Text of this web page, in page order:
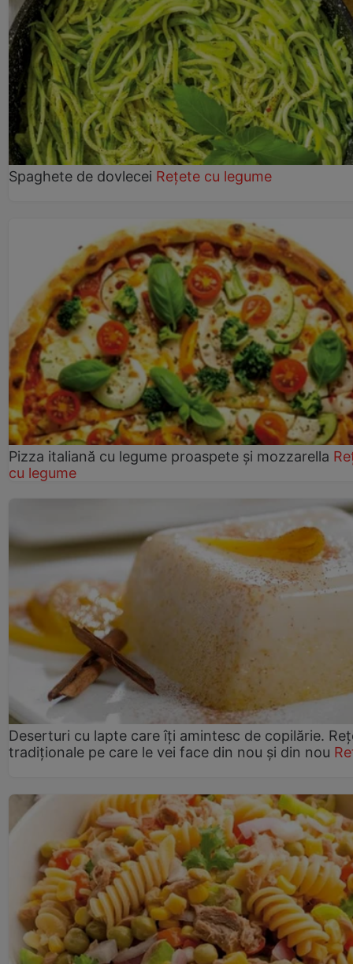
Spaghete de dovlecei Rețete cu legume
Pizza italiană cu legume proaspete și mozzarella
cu legume
Deserturi cu lapte care îți amintesc de copilărie.
tradiționale pe care le vei face din nou și din nou